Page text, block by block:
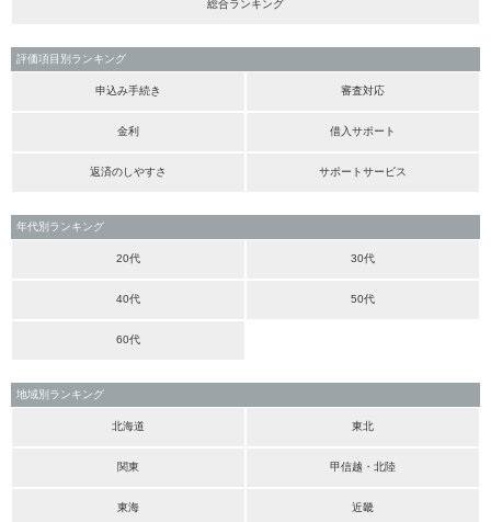
総合ランキング
評価項目別ランキング
申込み手続き 審査対応
金利 借入サポート
返済のしやすさ サポートサービス
年代別ランキング
20代 30代
40代 50代
60代
地域別ランキング
北海道 東北
関東 甲信越・北陸
東海 近畿